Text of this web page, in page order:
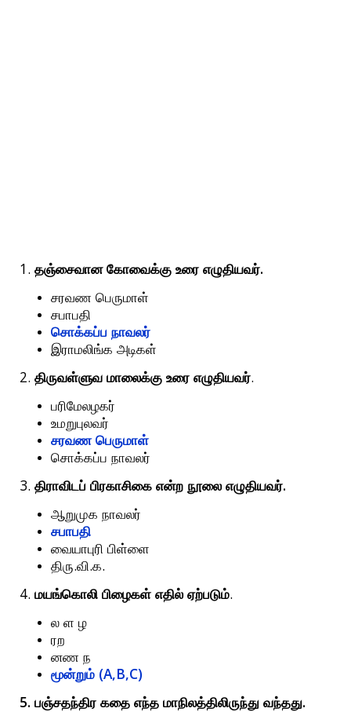
1. தஞ்சைவான கோவைக்கு உரை எழுதியவர்.
சரவண பெருமாள்
சபாபதி
சொக்கப்ப நாவலர்
இராமலிங்க அடிகள்
2. திருவள்ளுவ மாலைக்கு உரை எழுதியவர்.
பரிமேலழகர்
உமறுபுலவர்
சரவண பெருமாள்
சொக்கப்ப நாவலர்
3. திராவிடப் பிரகாசிகை என்ற நூலை எழுதியவர்.
ஆறுமுக நாவலர்
சபாபதி
வையாபுரி பிள்ளை
திரு.வி.க.
4. மயங்கொலி பிழைகள் எதில் ஏற்படும்.
ல ள ழ
ரற
னண ந
மூன்றும் (A,B,C)
5. பஞ்சதந்திர கதை எந்த மாநிலத்திலிருந்து வந்தது.